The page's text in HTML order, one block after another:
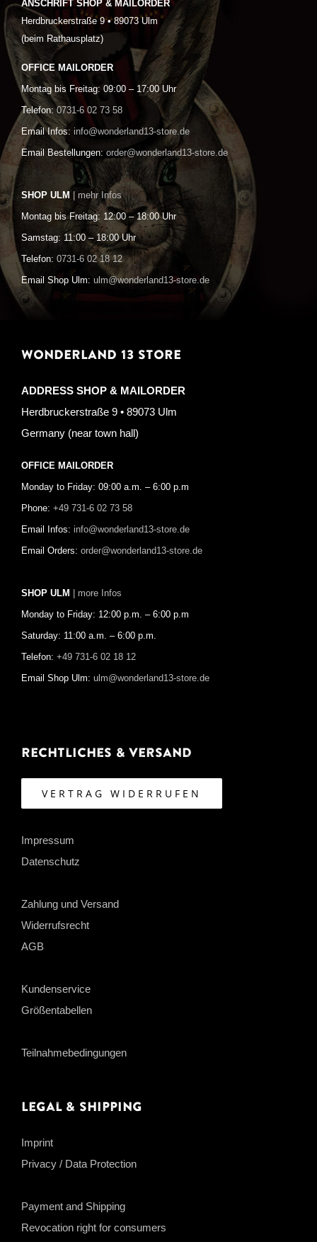
ANSCHRIFT SHOP & MAILORDER
Herdbruckerstraße 9 • 89073 Ulm
(beim Rathausplatz)
OFFICE MAILORDER
Montag bis Freitag: 09:00 – 17:00 Uhr
Telefon: 0731-6 02 73 58
Email Infos: info@wonderland13-store.de
Email Bestellungen: order@wonderland13-store.de
SHOP ULM | mehr Infos
Montag bis Freitag: 12:00 – 18:00 Uhr
Samstag: 11:00 – 18:00 Uhr
Telefon: 0731-6 02 18 12
Email Shop Ulm: ulm@wonderland13-store.de
WONDERLAND 13 STORE
ADDRESS SHOP & MAILORDER
Herdbruckerstraße 9 • 89073 Ulm
Germany (near town hall)
OFFICE MAILORDER
Monday to Friday: 09:00 a.m. – 6:00 p.m
Phone: +49 731-6 02 73 58
Email Infos: info@wonderland13-store.de
Email Orders: order@wonderland13-store.de
SHOP ULM | more Infos
Monday to Friday: 12:00 p.m. – 6:00 p.m
Saturday: 11:00 a.m. – 6:00 p.m.
Telefon: +49 731-6 02 18 12
Email Shop Ulm: ulm@wonderland13-store.de
Rechtliches & Versand
VERTRAG WIDERRUFEN
Impressum
Datenschutz
Zahlung und Versand
Widerrufsrecht
AGB
Kundenservice
Größentabellen
Teilnahmebedingungen
Legal & Shipping
Imprint
Privacy / Data Protection
Payment and Shipping
Revocation right for consumers